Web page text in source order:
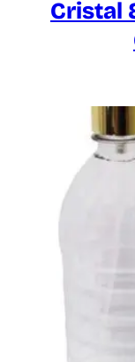
Cristal